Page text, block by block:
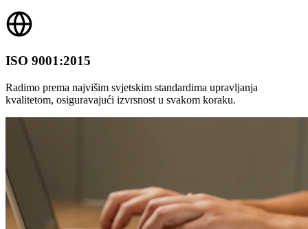
ISO 9001:2015
Radimo prema najvišim svjetskim standardima upravljanja
kvalitetom, osiguravajući izvrsnost u svakom koraku.